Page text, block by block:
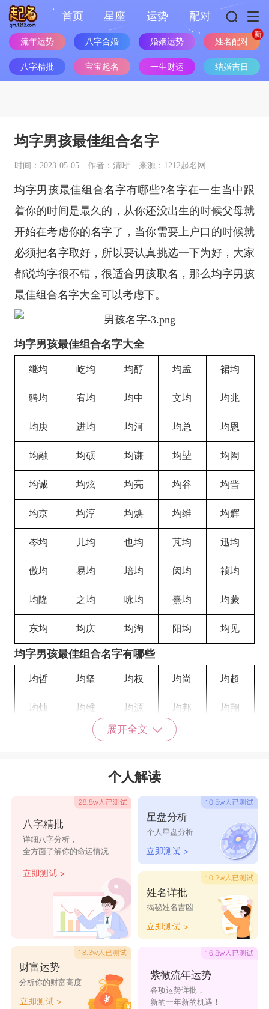
首页 星座 运势 配对
流年运势 八字合婚 婚姻运势 姓名配对
八字精批 宝宝起名 一生财运 结婚吉日
均字男孩最佳组合名字
时间：2023-05-05 作者：清晰 来源：1212起名网
均字男孩最佳组合名字有哪些?名字在一生当中跟
着你的时间是最久的，从你还没出生的时候父母就
开始在考虑你的名字了，当你需要上户口的时候就
必须把名字取好，所以要认真挑选一下为好，大家
都说均字很不错，很适合男孩取名，那么均字男孩
最佳组合名字大全可以考虑下。
均字男孩最佳组合名字大全
继均 屹均 均醇 均孟 裙均
骋均 宥均 均中 文均 均兆
均庚 进均 均河 均总 均恩
均融 均硕 均谦 均堃 均闳
均诚 均炫 均亮 均谷 均晋
均京 均淳 均焕 均维 均辉
岑均 儿均 也均 芃均 迅均
傲均 易均 培均 闵均 祯均
均隆 之均 咏均 熹均 均蒙
东均 均庆 均淘 阳均 均见
均字男孩最佳组合名字有哪些
均哲 均坚 均权 均尚 均超
均灿 均维 均源 均邦 均翔
尚均 夏均 维均
仁均 均贤 仲均 均成
均赐 均彦 均煜
均修 晟均 胜均 均毅
均得 均河 均剑
均宁 均达 均基 均铭
均辉 均江 均德 均厚
展开全文
个人解读
八字精批
详细八字分析，
全方面了解你的命运情况
财富运势
分析你的财富高度
星盘分析
个人星盘分析
姓名详批
揭秘姓名吉凶
紫微流年运势
各项运势详批，
新的一年新的机遇！